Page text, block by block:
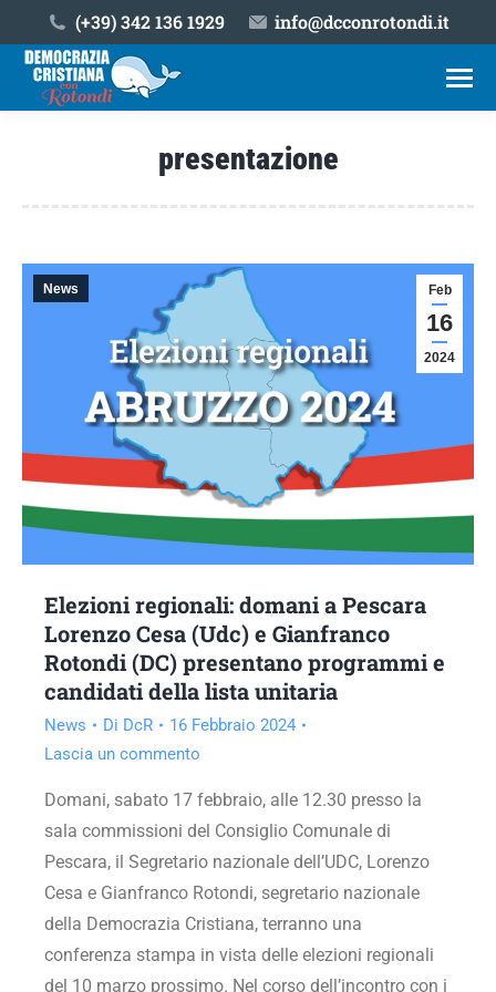
(+39) ‎342 136 1929 info@dcconrotondi.it
presentazione
Feb
16
2024
News
Elezioni regionali: domani a Pescara
Lorenzo Cesa (Udc) e Gianfranco
Rotondi (DC) presentano programmi e
candidati della lista unitaria
News Di DcR
16 Febbraio 2024
Lascia un commento
Domani, sabato 17 febbraio, alle 12.30 presso la
sala commissioni del Consiglio Comunale di
Pescara, il Segretario nazionale dell’UDC, Lorenzo
Cesa e Gianfranco Rotondi, segretario nazionale
della Democrazia Cristiana, terranno una
conferenza stampa in vista delle elezioni regionali
del 10 marzo prossimo. Nel corso dell’incontro con i